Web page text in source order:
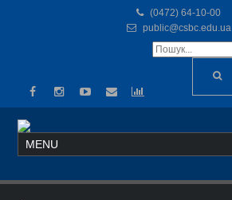
(0472) 64-10-00
public@csbc.edu.ua